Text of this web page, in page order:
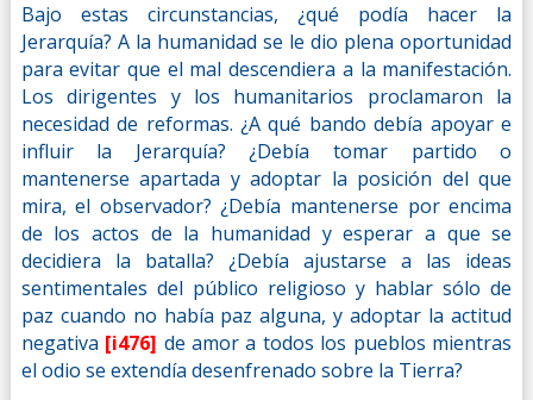
Bajo estas circunstancias, ¿qué podía hacer la
Jerarquía? A la humanidad se le dio plena oportunidad
para evitar que el mal descendiera a la manifestación.
Los dirigentes y los humanitarios proclamaron la
necesidad de reformas. ¿A qué bando debía apoyar e
influir la Jerarquía? ¿Debía tomar partido o
mantenerse apartada y adoptar la posición del que
mira, el observador? ¿Debía mantenerse por encima
de los actos de la humanidad y esperar a que se
decidiera la batalla? ¿Debía ajustarse a las ideas
sentimentales del público religioso y hablar sólo de
paz cuando no había paz alguna, y adoptar la actitud
negativa [i476] de amor a todos los pueblos mientras
el odio se extendía desenfrenado sobre la Tierra?